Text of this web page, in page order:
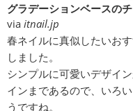
グラデーションベースの
via itnail.jp
春ネイルに真似したいお
しました。
シンプルに可愛いデザイ
インまであるので、いろ
うですね。